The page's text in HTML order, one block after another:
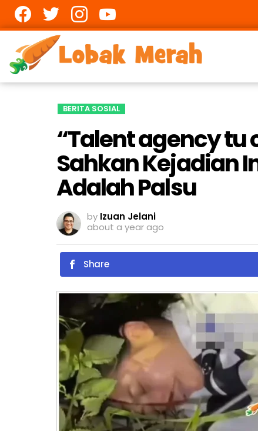
BERITA SOSIAL
“Talent agency
Sahkan Kejadian
Adalah Palsu
by Izuan Jelani
about a year ago
Share